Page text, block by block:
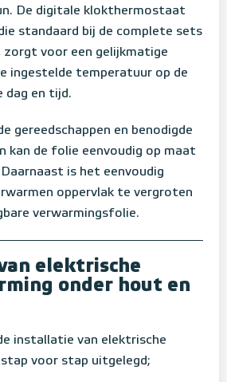
De digitale klokthermostaat
standaard bij de complete sets
zorgt voor een gelijkmatige
ingestelde temperatuur op de
dag en tijd.
gereedschappen en benodigde
kan de folie eenvoudig op maat
is het eenvoudig
oppervlak te vergroten
verwarmingsfolie.
elektrische
onder hout en
installatie van elektrische
voor stap uitgelegd;